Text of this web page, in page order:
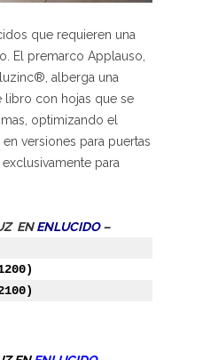
que requieren una
El premarco Applauso,
alberga una
libro con hojas que se
optimizando el
versiones para puertas
para
EN ENLUCIDO –